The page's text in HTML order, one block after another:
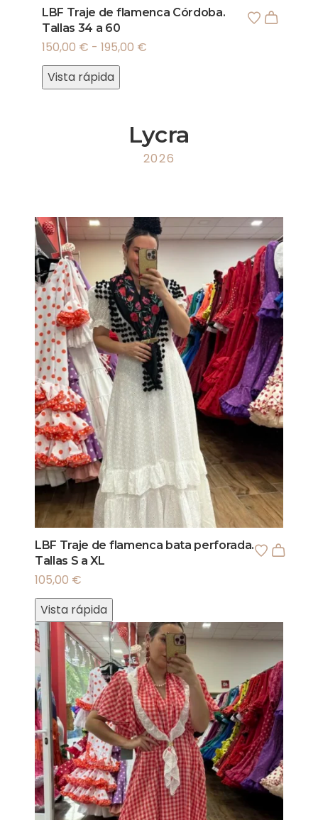
LBF Traje de flamenca Córdoba.
Tallas 34 a 60
150,00 € - 195,00 €
Vista rápida
Lycra
2026
LBF Traje de flamenca bata perforada.
Tallas S a XL
105,00 €
Vista rápida